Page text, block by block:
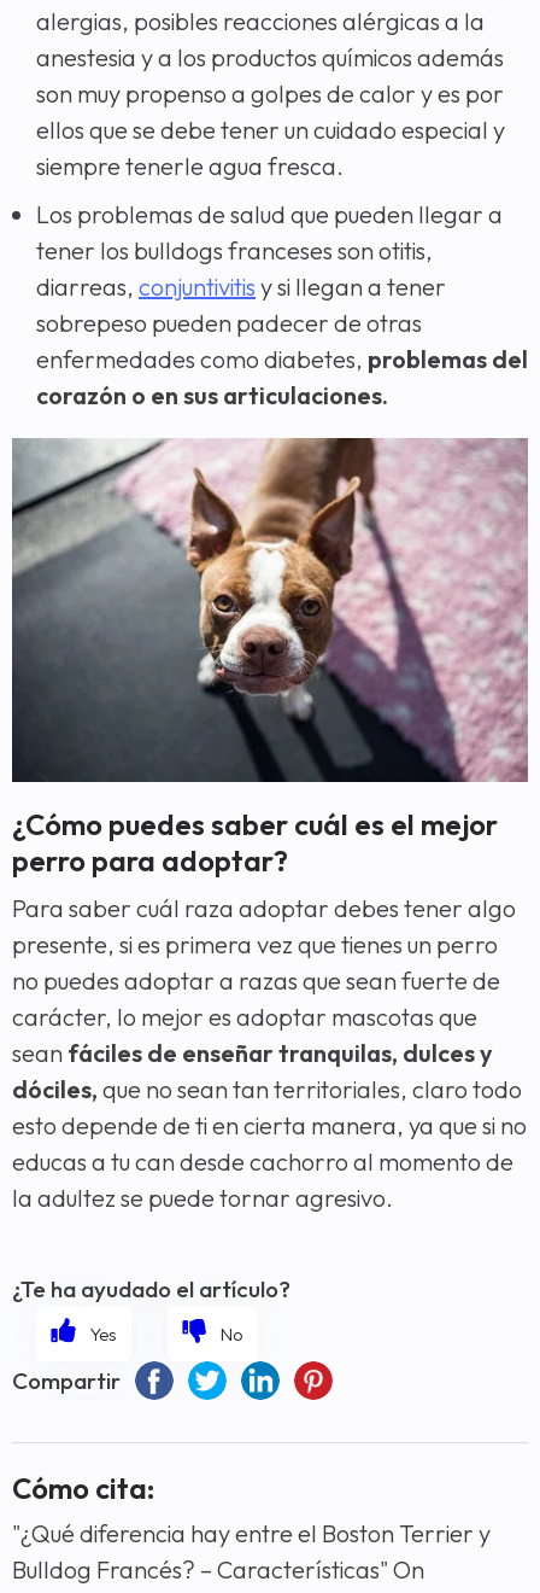
alergias, posibles reacciones alérgicas a la
anestesia y a los productos químicos además
son muy propenso a golpes de calor y es por
ellos que se debe tener un cuidado especial y
siempre tenerle agua fresca.
Los problemas de salud que pueden llegar a
tener los bulldogs franceses son otitis,
diarreas, conjuntivitis y si llegan a tener
sobrepeso pueden padecer de otras
enfermedades como diabetes, problemas del
corazón o en sus articulaciones.
¿Cómo puedes saber cuál es el mejor
perro para adoptar?
Para saber cuál raza adoptar debes tener algo
presente, si es primera vez que tienes un perro
no puedes adoptar a razas que sean fuerte de
carácter, lo mejor es adoptar mascotas que
sean fáciles de enseñar tranquilas, dulces y
dóciles, que no sean tan territoriales, claro todo
esto depende de ti en cierta manera, ya que si no
educas a tu can desde cachorro al momento de
la adultez se puede tornar agresivo.
¿Te ha ayudado el artículo?
Compartir
Cómo cita:
"¿Qué diferencia hay entre el Boston Terrier y
Bulldog Francés? – Características" On